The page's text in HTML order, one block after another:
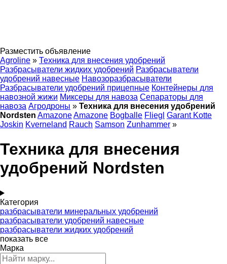
Разместить объявление
Agroline » Техника для внесения удобрений
Разбрасыватели жидких удобрений Разбрасыватели
удобрений навесные Навозоразбрасыватели
Разбрасыватели удобрений прицепные Контейнеры для
навозной жижи Миксеры для навоза Сепараторы для
навоза Агродроны » Техника для внесения удобрений
Nordsten AmazoneAmazone Bogballe Fliegl Garant Kotte
Joskin Kverneland Rauch Samson Zunhammer »
Техника для внесения
удобрений Nordsten
Категория
разбрасыватели минеральных удобрений
разбрасыватели удобрений навесные
разбрасыватели жидких удобрений
показать все
Марка